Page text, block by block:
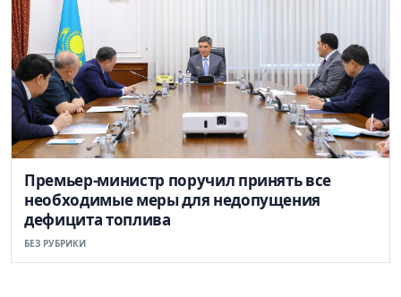
Премьер-министр поручил принять все
необходимые меры для недопущения
дефицита топлива
БЕЗ РУБРИКИ